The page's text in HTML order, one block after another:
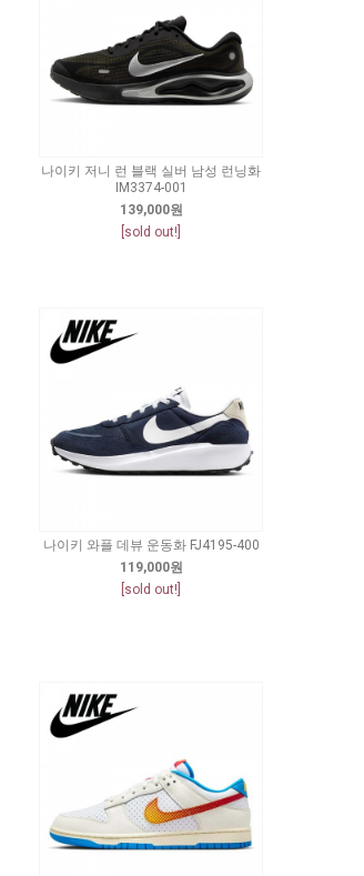
나이키 저니 런 블랙 실버 남성 런닝화
IM3374-001
139,000원
[sold out!]
나이키 와플 데뷰 운동화 FJ4195-400
119,000원
[sold out!]